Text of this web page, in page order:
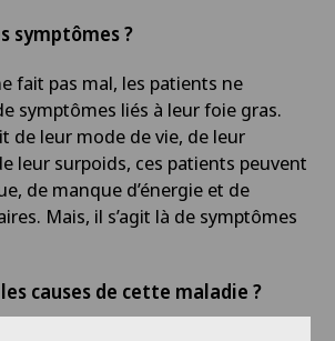
symptômes ?
fait pas mal, les patients ne
symptômes liés à leur foie gras.
de leur mode de vie, de leur
leur surpoids, ces patients peuvent
de manque d’énergie et de
Mais, il s’agit là de symptômes
causes de cette maladie ?